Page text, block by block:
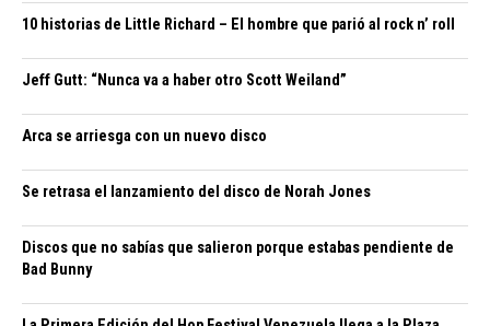
10 historias de Little Richard – El hombre que parió al rock n’ roll
Jeff Gutt: “Nunca va a haber otro Scott Weiland”
Arca se arriesga con un nuevo disco
Se retrasa el lanzamiento del disco de Norah Jones
Discos que no sabías que salieron porque estabas pendiente de
Bad Bunny